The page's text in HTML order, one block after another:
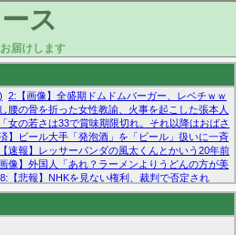
ス
届けします
2:【画像】全盛期ドムドムバーガー、レベチｗｗ
腰の骨を折った女性教諭、火事を起こした張本人
女の若さは33で賞味期限切れ。それ以降はおばさ
】ビール大手「発泡酒」を「ビール」扱いに一斉
速報】レッサーパンダの風太くんとかいう20年前
像】外国人「あれ？ラーメンよりうどんの方が美
8:【悲報】NHKを見ない権利、裁判で否定され
間違いでした」(1) 10:【悲報】日本企業の人手不
せん…」(1)